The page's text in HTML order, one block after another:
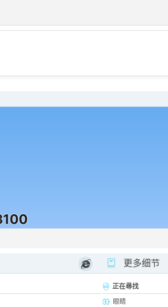
更多细节
正在尋找
眼睛